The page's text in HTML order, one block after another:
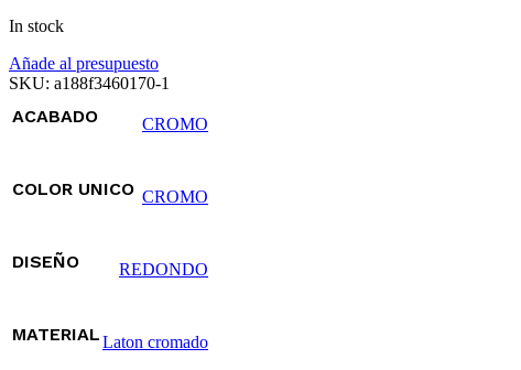
In stock
Añade al presupuesto
SKU: a188f3460170-1
ACABADO CROMO
COLOR UNICO CROMO
DISEÑO REDONDO
MATERIALLaton cromado